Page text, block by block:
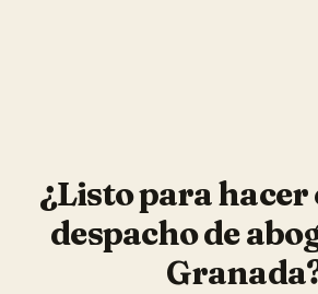
¿Listo para hacer
despacho de
Granada